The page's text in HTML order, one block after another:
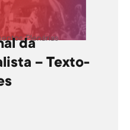
,Plenárias
da
– Texto-